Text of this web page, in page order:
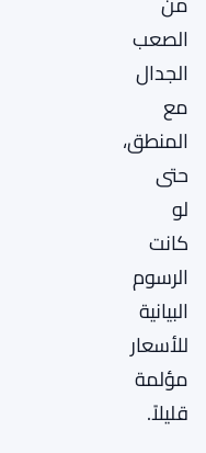
الصعب
الجدال
مع
المنطق،
حتى
لو
كانت
الرسوم
البيانية
للأسعار
مؤلمة
قليلاً.